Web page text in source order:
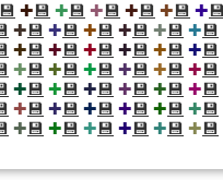
💾 ✚💾 ✚💾 ✚💾 ✚💾 ✚💾 ✚
✚💾 ✚💾 ✚💾 ✚💾 ✚💾 ✚💾
✚💾 ✚💾 ✚💾 ✚💾 ✚💾 ✚💾
✚💾 ✚💾 ✚💾 ✚💾 ✚💾 ✚💾
✚💾 ✚💾 ✚💾 ✚💾 ✚💾 ✚💾
✚💾 ✚💾 ✚💾 ✚💾 ✚💾 ✚💾
✚💾 ✚💾 ✚💾 ✚💾 ✚💾 ✚💾